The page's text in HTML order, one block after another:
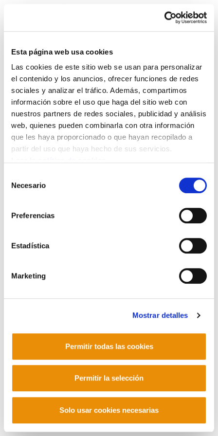
Esta página web usa cookies
Las cookies de este sitio web se usan para personalizar
el contenido y los anuncios, ofrecer funciones de redes
sociales y analizar el tráfico. Además, compartimos
información sobre el uso que haga del sitio web con
nuestros partners de redes sociales, publicidad y análisis
web, quienes pueden combinarla con otra información
que les haya proporcionado o que hayan recopilado a
partir del uso que haya hecho de sus servicios.
Necesario
Preferencias
Estadística
Marketing
Mostrar detalles
Permitir todas las cookies
Permitir la selección
Solo usar cookies necesarias
Lantzen 18
Lantzen 18.PDF 1.2 MB
POLÍTICA DE COOKIES
CANAL DE INFORMACIÓN
POLÍTICA DE PRIVACIDAD
MAPA DEL SITIO
ACCESIBILIDAD
Barrainkua 13 - 48009 Bilbo -
Telf. +33 (0) 559 25 65 52
Mastodon